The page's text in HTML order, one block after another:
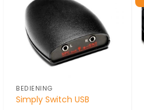
BEDIENING
Simply Switch USB